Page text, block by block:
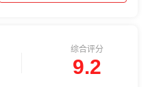
综合评分
9.2